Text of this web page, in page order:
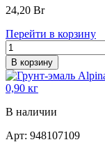
24,20 Br
Перейти в корзину
В корзину
В наличии
Арт: 948107109